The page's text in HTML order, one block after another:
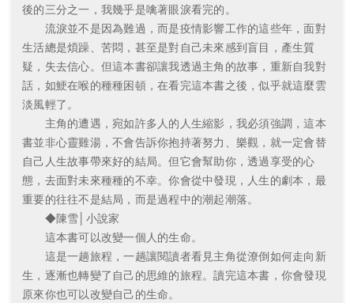
後的三分之一，我幾乎是噙著眼淚看完的。
流淚並不是因為難過，而是疫情影響工作的這些年，面對
生活總是煩躁、苦悶，甚至是對自己未來感到盲目，產生質
疑，失去信心。但這本書卻讓我透過主角的故事，重新自我對
話，如鯁在喉的種種困頓，在看完這本書之後，似乎就這麼雲
淡風輕了。
主角的遭遇，宛如許多人的人生縮影，我必須強調，這本
書並非心靈雞湯，不會告訴你抱持著努力、樂觀，就一定會替
自己人生故事帶來好的結局。但它會幫助你，透過享受的心
態，去面對未來種種的不幸。你會從中發現，人生的劇本，最
重要的往往不是結局，而是過程中的潮起潮落。
◆陳雪│小說家
這本書可以改變一個人的生命。
這是一趟旅程，一趟讓閱讀者看見主角從潦倒如何走向新
生，逐漸也轉變了自己的思維的旅程。讀完這本書，你會發現
原來你也可以改變自己的生命。